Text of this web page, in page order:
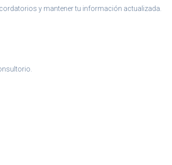
y mantener tu información actualizada.